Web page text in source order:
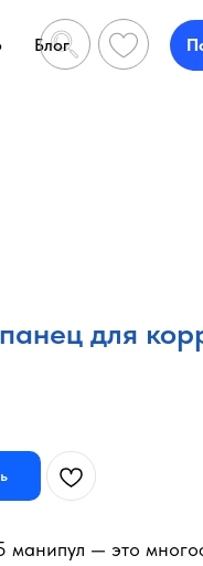
Блог
для
манипул — это